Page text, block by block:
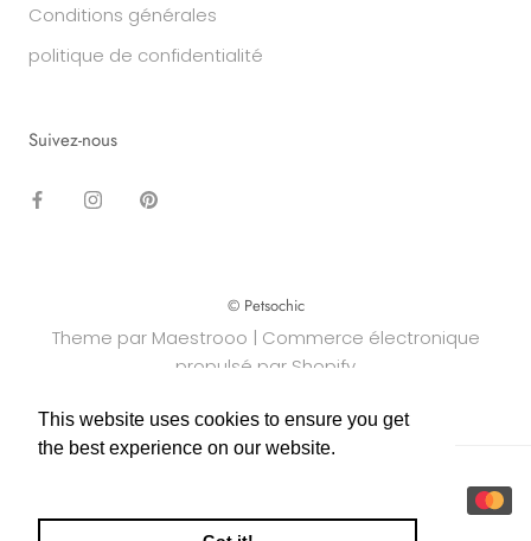
This website uses cookies to ensure you get
the best experience on our website.
This website uses cookies to ensure you get
the best experience on our website.
Conditions générales
politique de confidentialité
Suivez-nous
© Petsochic
Theme par Maestrooo | Commerce électronique
propulsé par Shopify